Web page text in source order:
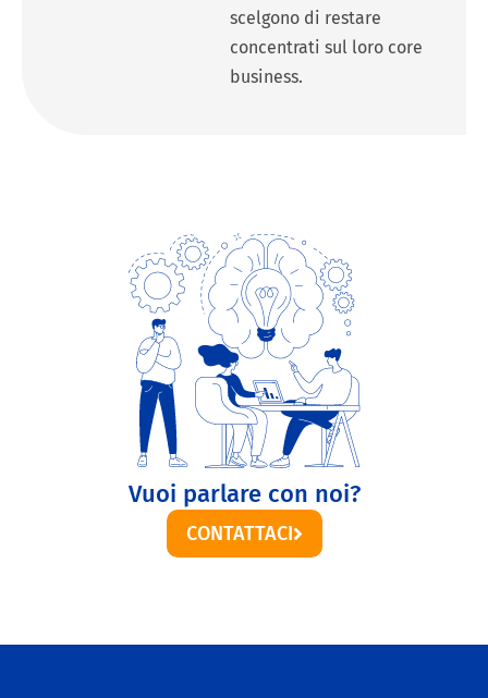
scelgono di restare
concentrati sul loro core
business.
Vuoi parlare con noi?
CONTATTACI